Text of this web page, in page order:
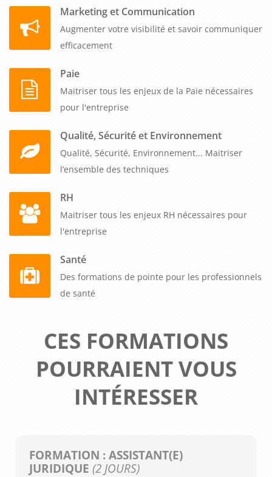
Marketing et Communication
Augmenter votre visibilité et savoir communiquer
efficacement
Paie
Maitriser tous les enjeux de la Paie nécessaires
pour l'entreprise
Qualité, Sécurité et Environnement
Qualité, Sécurité, Environnement... Maitriser
l’ensemble des techniques
RH
Maitriser tous les enjeux RH nécessaires pour
l'entreprise
Santé
Des formations de pointe pour les professionnels
de santé
CES FORMATIONS
POURRAIENT VOUS
INTÉRESSER
FORMATION : ASSISTANT(E)
JURIDIQUE (2 JOURS)